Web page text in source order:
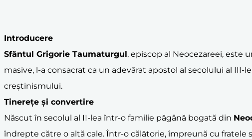
Introducere
Sfântul Grigorie Taumaturgul, episcop al Neocezareei, este
masive, l-a consacrat ca un adevărat apostol al secolului al
creștinismului.
Tinerețe și convertire
Născut în secolul al II-lea într-o familie păgână bogată din
îndrepte către o altă cale. Într-o călătorie, împreună cu fratele